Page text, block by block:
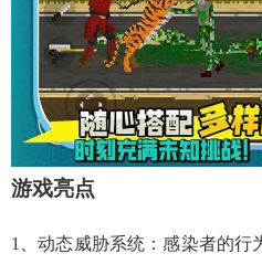
游戏亮点
1、动态威胁系统：感染者的行